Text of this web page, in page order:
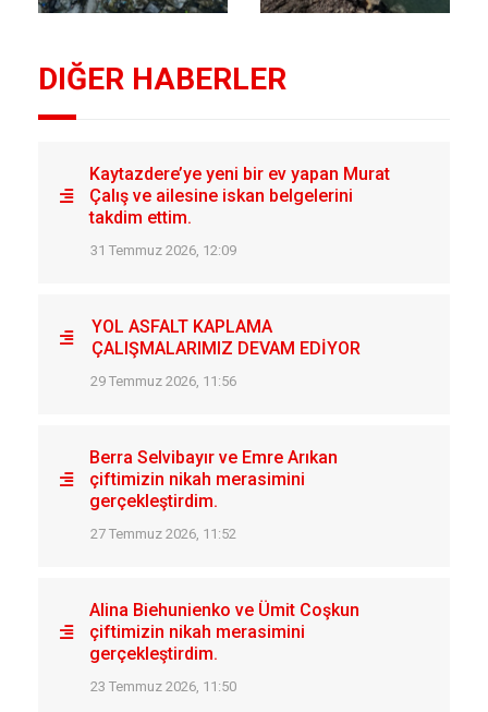
DIĞER HABERLER
Kaytazdere’ye yeni bir ev yapan Murat
Çalış ve ailesine iskan belgelerini
takdim ettim.
31 Temmuz 2026, 12:09
YOL ASFALT KAPLAMA
ÇALIŞMALARIMIZ DEVAM EDİYOR
29 Temmuz 2026, 11:56
Berra Selvibayır ve Emre Arıkan
çiftimizin nikah merasimini
gerçekleştirdim.
27 Temmuz 2026, 11:52
Alina Biehunienko ve Ümit Coşkun
çiftimizin nikah merasimini
gerçekleştirdim.
23 Temmuz 2026, 11:50